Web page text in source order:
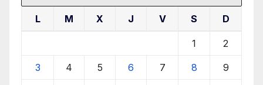
L M X J V S D
1 2
3 4 5 6 7 8 9